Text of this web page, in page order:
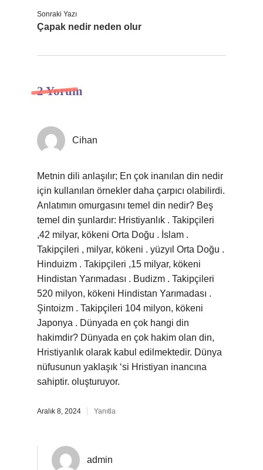
Sonraki Yazı
Çapak nedir neden olur
2 Yorum
Cihan
Metnin dili anlaşılır; En çok inanılan din nedir
için kullanılan örnekler daha çarpıcı olabilirdi.
Anlatımın omurgasını temel din nedir? Beş
temel din şunlardır: Hristiyanlık . Takipçileri
,42 milyar, kökeni Orta Doğu . İslam .
Takipçileri , milyar, kökeni . yüzyıl Orta Doğu .
Hinduizm . Takipçileri ,15 milyar, kökeni
Hindistan Yarımadası . Budizm . Takipçileri
520 milyon, kökeni Hindistan Yarımadası .
Şintoizm . Takipçileri 104 milyon, kökeni
Japonya . Dünyada en çok hangi din
hakimdir? Dünyada en çok hakim olan din,
Hristiyanlık olarak kabul edilmektedir. Dünya
nüfusunun yaklaşık ‘si Hristiyan inancına
sahiptir. oluşturuyor.
Aralık 8, 2024 Yanıtla
admin